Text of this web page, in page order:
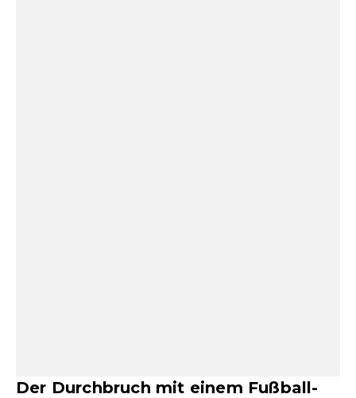
Der Durchbruch mit einem Fußball-